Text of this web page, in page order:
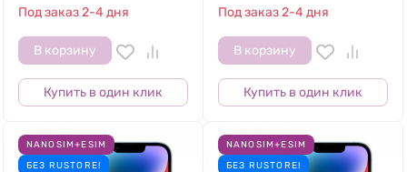
Под заказ 2-4 дня
В корзину
Купить в один клик
Под заказ 2-4 дня
В корзину
Купить в один клик
NANOSIM+ESIM
БЕЗ RUSTORE!
NANOSIM+ESIM
БЕЗ RUSTORE!